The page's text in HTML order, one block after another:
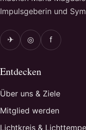
Impulsgeberin und
✈ ◎ f
Entdecken
Über uns & Ziele
Mitglied werden
Lichtkreis &